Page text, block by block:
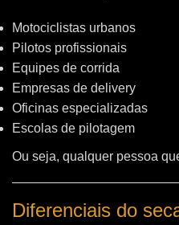
Motociclistas urbanos
Pilotos profissionais
Equipes de corrida
Empresas de delivery
Oficinas especializadas
Escolas de pilotagem
Ou seja, qualquer pessoa
Diferenciais do